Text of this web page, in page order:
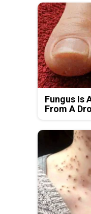
Fungus Is
From A